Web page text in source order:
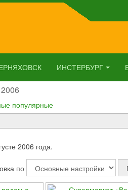
ИНСТЕРБУРГ
популярные
2006 года.
по